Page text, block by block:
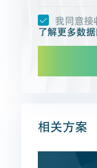
我同意接
了解更多数据
相关方案